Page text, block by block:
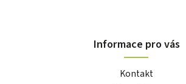
Informace pro vás
Kontakt